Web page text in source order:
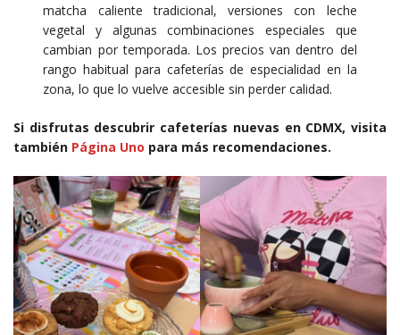
matcha caliente tradicional, versiones con leche
vegetal y algunas combinaciones especiales que
cambian por temporada. Los precios van dentro del
rango habitual para cafeterías de especialidad en la
zona, lo que lo vuelve accesible sin perder calidad.
Si disfrutas descubrir cafeterías nuevas en CDMX, visita
también Página Uno para más recomendaciones.